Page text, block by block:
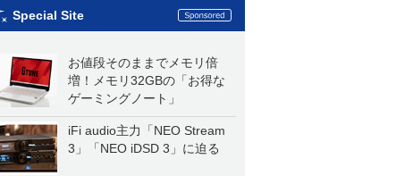
Special Site
お値段そのままでメモリ倍
増！メモリ32GBの「お得な
ゲーミングノート」
iFi audio主力「NEO Stream
3」「NEO iDSD 3」に迫る